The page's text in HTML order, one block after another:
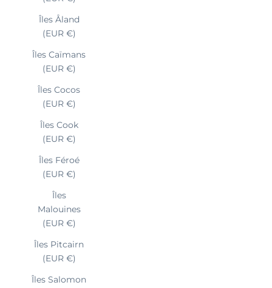
Îles Åland
(EUR €)
Îles Caïmans
(EUR €)
Îles Cocos
(EUR €)
Îles Cook
(EUR €)
Îles Féroé
(EUR €)
Îles
Malouines
(EUR €)
Îles Pitcairn
(EUR €)
Îles Salomon